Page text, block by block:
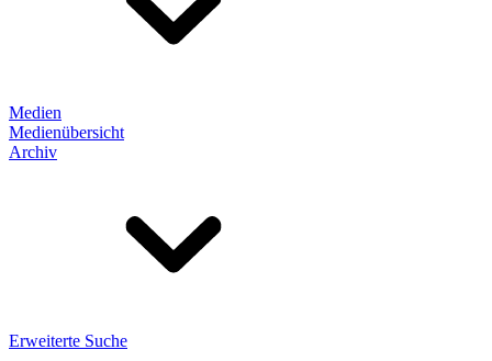
Medien
Medienübersicht
Archiv
Erweiterte Suche